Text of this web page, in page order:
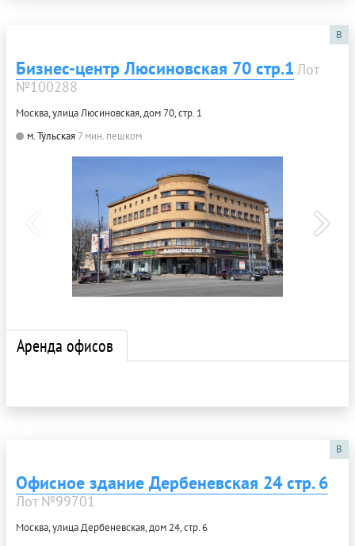
B
Бизнес-центр Люсиновская 70 стр.1 Лот
№100288
Москва, улица Люсиновская, дом 70, стр. 1
м. Тульская 7 мин. пешком
Аренда офисов
B
Офисное здание Дербеневская 24 стр. 6
Лот №99701
Москва, улица Дербеневская, дом 24, стр. 6